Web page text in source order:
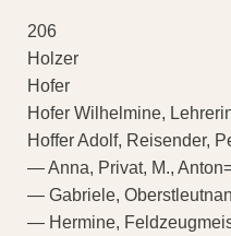
206
Holzer
Hofer
Hofer Wilhelmine,
Hoffer Adolf, Reisender,
— Anna, Privat, M.,
— Gabriele,
— Hermine,